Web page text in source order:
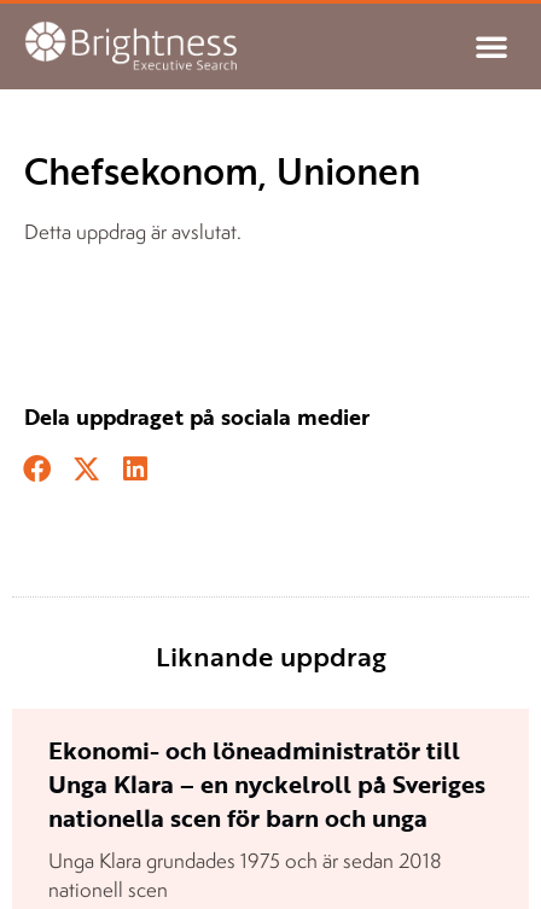
Chefsekonom, Unionen
Detta uppdrag är avslutat.
Dela uppdraget på sociala medier
Liknande uppdrag
Ekonomi- och löneadministratör till
Unga Klara – en nyckelroll på Sveriges
nationella scen för barn och unga
Unga Klara grundades 1975 och är sedan 2018
nationell scen